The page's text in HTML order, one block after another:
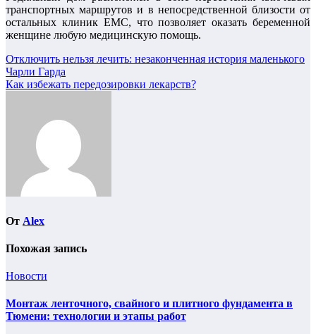
транспортных маршрутов и в непосредственной близости от
остальных клиник EMC, что позволяет оказать беременной
женщине любую медицинскую помощь.
Навигация
по
Отключить нельзя лечить: незаконченная история маленького
Чарли Гарда
Как избежать передозировки лекарств?
От Alex
Похожая запись
Новости
Монтаж ленточного, свайного и плитного фундамента в
Тюмени: технологии и этапы работ